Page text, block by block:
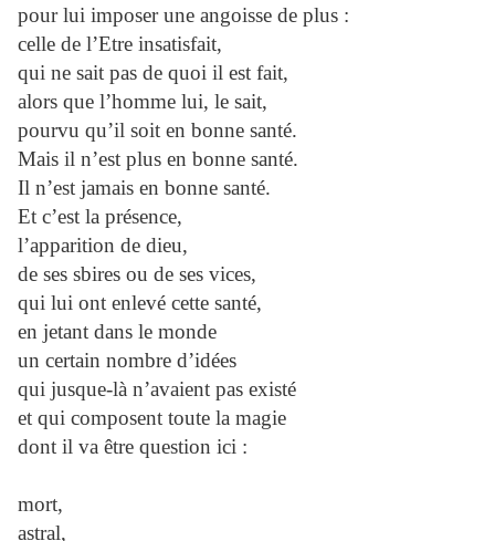
pour lui imposer une angoisse de plus :
celle de l’Etre insatisfait,
qui ne sait pas de quoi il est fait,
alors que l’homme lui, le sait,
pourvu qu’il soit en bonne santé.
Mais il n’est plus en bonne santé.
Il n’est jamais en bonne santé.
Et c’est la présence,
l’apparition de dieu,
de ses sbires ou de ses vices,
qui lui ont enlevé cette santé,
en jetant dans le monde
un certain nombre d’idées
qui jusque-là n’avaient pas existé
et qui composent toute la magie
dont il va être question ici :
mort,
astral,